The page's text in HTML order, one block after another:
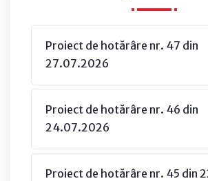
Proiect de hotărâre nr. 47 din
27.07.2026
Proiect de hotărâre nr. 46 din
24.07.2026
Proiect de hotărâre nr. 45 din